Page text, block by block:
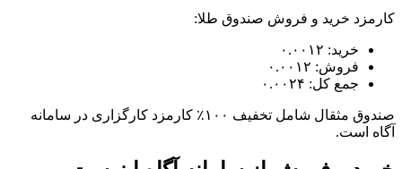
کارمزد خرید و فروش صندوق طلا:
خرید: ۰.۰۰۱۲
فروش: ۰.۰۰۱۲
جمع کل: ۰.۰۰۲۴
صندوق مثقال شامل تخفیف ۱۰۰٪ کارمزد کارگزاری در سامانه
آگاه است.